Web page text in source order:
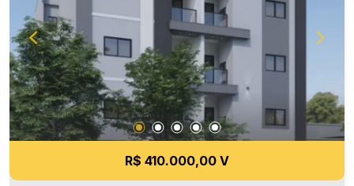
R$ 410.000,00 V